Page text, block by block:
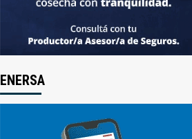
ENERSA